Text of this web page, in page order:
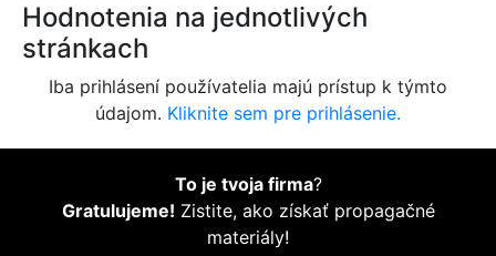
Hodnotenia na jednotlivých
stránkach
Iba prihlásení používatelia majú prístup k týmto
údajom. Kliknite sem pre prihlásenie.
To je tvoja firma?
Gratulujeme! Zistite, ako získať propagačné
materiály!